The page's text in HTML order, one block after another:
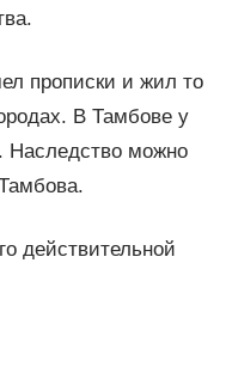
прописки и жил то
В Тамбове у
Наследство можно
действительной